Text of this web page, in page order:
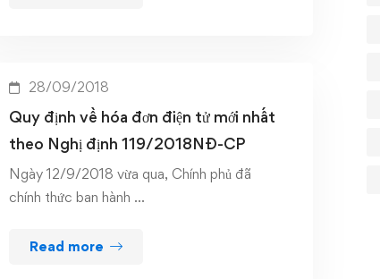
28/09/2018
Quy định về hóa đơn điện tử mới nhất
theo Nghị định 119/2018NĐ-CP
Ngày 12/9/2018 vừa qua, Chính phủ đã
chính thức ban hành …
Read more